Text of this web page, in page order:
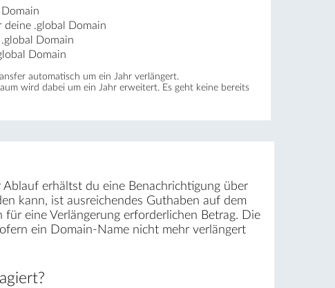
deine .global Domain
Domain
Domain
automatisch um ein Jahr verlängert.
wird dabei um ein Jahr erweitert. Es geht keine bereits
erhältst du eine Benachrichtigung über
kann, ist ausreichendes Guthaben auf dem
eine Verlängerung erforderlichen Betrag. Die
ein Domain-Name nicht mehr verlängert